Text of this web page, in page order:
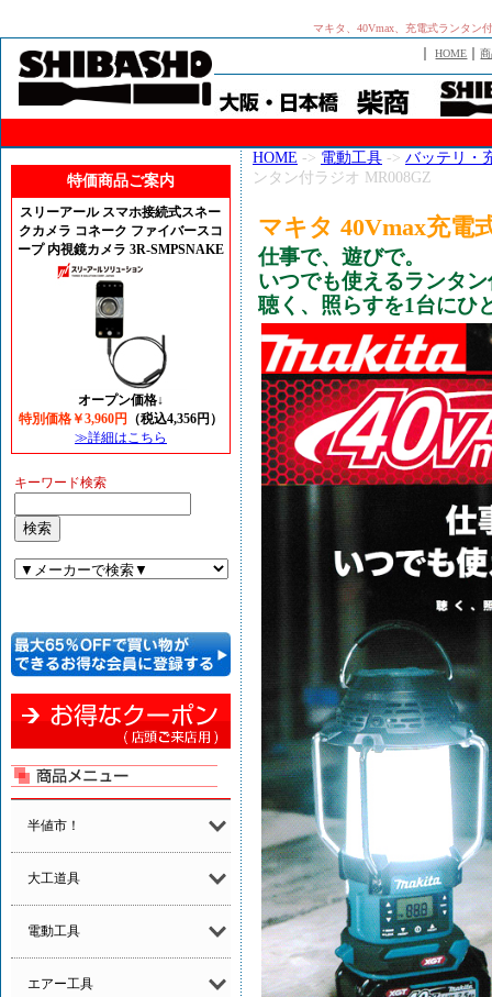
マキタ、40Vmax、充電式ランタン
｜HOME ｜
特価商品ご案内
スリーアール スマホ接続式スネー
クカメラ コネーク ファイバースコ
ープ 内視鏡カメラ 3R-SMPSNAKE
オープン価格↓
特別価格￥3,960円
（税込4,356円）
≫詳細はこちら
キーワード検索
半値市！
大工道具
電動工具
エアー工具
HOME -> 電動工具 -> バッテリ・
ンタン付ラジオ MR008GZ
マキタ 40Vmax充電
仕事で、遊びで。
いつでも使えるランタ
聴く、照らすを1台にひ